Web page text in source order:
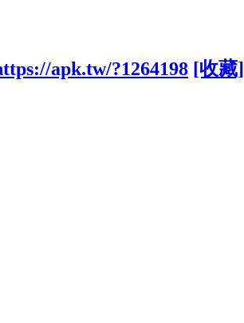
apk.tw/?1264198 [收藏]